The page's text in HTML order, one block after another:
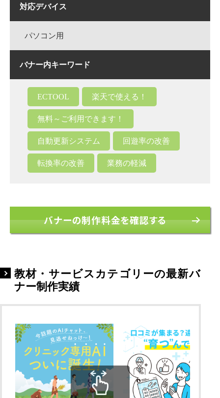
対応デバイス
パソコン用
バナー内キーワード
ECTOOL 楽天で使える！
無料～ご利用できます！
自動更新システム 回遊率の改善
転換率の改善 業務の軽減
バナーの制作料金を確認する
教材・サービスカテゴリーの最新バ
ナー制作実績